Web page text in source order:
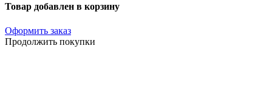
Товар добавлен в корзину
Оформить заказ
Продолжить покупки